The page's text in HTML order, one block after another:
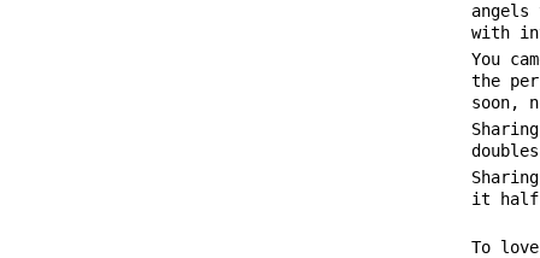
with
You
the
soon,
it half
To